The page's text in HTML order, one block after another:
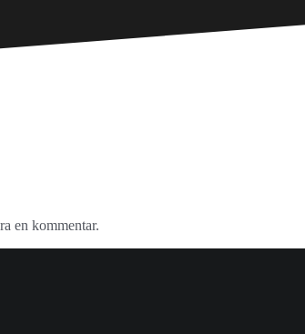
en kommentar.